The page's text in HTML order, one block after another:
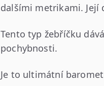
dalšími metrikami. Její
Tento typ žebříčku
pochybnosti.
Je to ultimátní